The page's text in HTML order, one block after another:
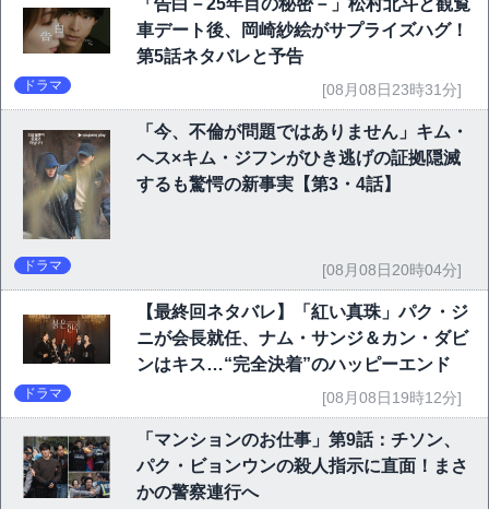
「告白－25年目の秘密－」松村北斗と観覧
車デート後、岡崎紗絵がサプライズハグ！
第5話ネタバレと予告
ドラマ [08月08日23時31分]
「今、不倫が問題ではありません」キム・
ヘス×キム・ジフンがひき逃げの証拠隠滅
するも驚愕の新事実【第3・4話】
ドラマ [08月08日20時04分]
【最終回ネタバレ】「紅い真珠」パク・ジ
ニが会長就任、ナム・サンジ＆カン・ダビ
ンはキス…“完全決着”のハッピーエンド
ドラマ [08月08日19時12分]
「マンションのお仕事」第9話：チソン、
パク・ビョンウンの殺人指示に直面！まさ
かの警察連行へ